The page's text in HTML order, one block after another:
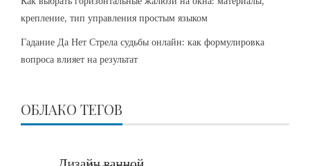
крепление, тип управления простым языком
Гадание Да Нет Стрела судьбы онлайн: как формулировка
вопроса влияет на результат
ОБЛАКО ТЕГОВ